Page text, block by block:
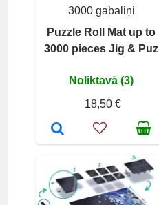
3000 gabaliņi
Puzzle Roll Mat up to
3000 pieces Jig & Puz
Noliktavā (3)
18,50 €